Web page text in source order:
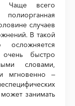
Чаще всего
случаев
В такой
очень быстро
словами,
мгновенно —
занимать